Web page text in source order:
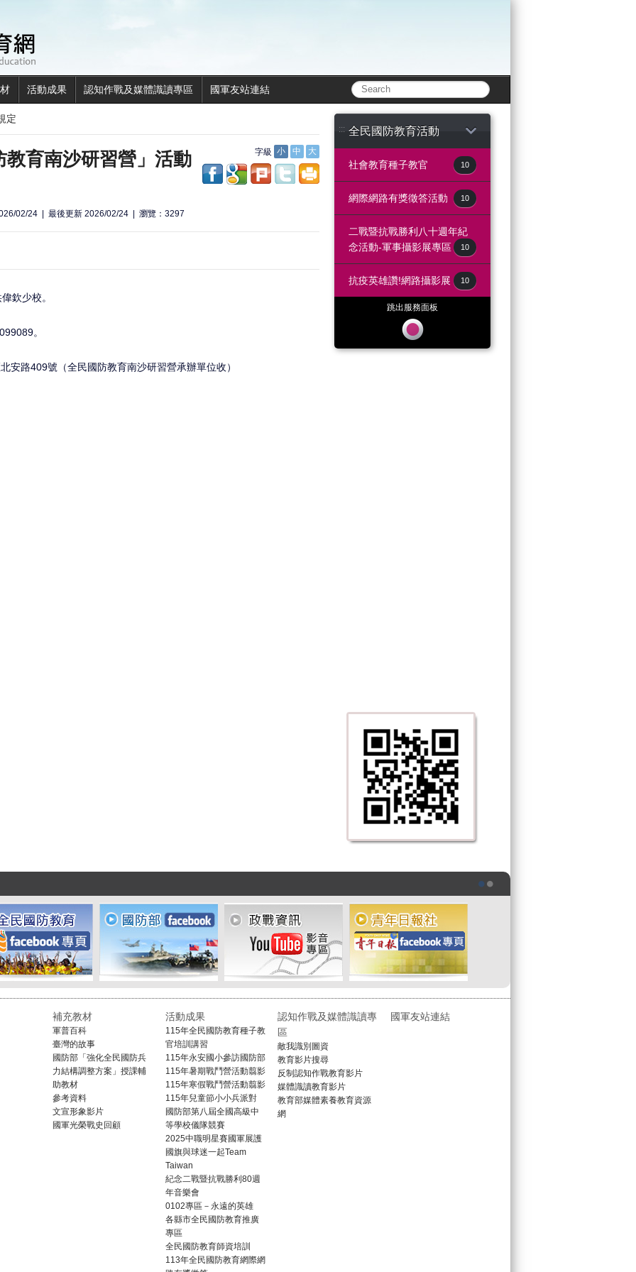
活動成果 認知作戰及媒體識讀專區 國軍友站連結
定
育南沙研習營」活動
02/24 最後更新 2026/02/24 瀏覽：3297
字級 小 中 大
share to facebook
share to google
share to plurk
share to twitter
share to print
欽少校。
。
安路409號（全民國防教育南沙研習營承辦單位收）
::: 全民國防教育活動
社會教育種子教官 10
網際網路有獎徵答活動 10
二戰暨抗戰勝利八十週年紀
念活動-軍事攝影展專區
10
抗疫英雄讚!網路攝影展 10
跳出服務面板
補充教材
軍普百科
臺灣的故事
國防部「強化全民國防兵
力結構調整方案」授課輔
助教材
參考資料
文宣形象影片
國軍光榮戰史回顧
活動成果
115年全民國防教育種子教
官培訓講習
115年永安國小參訪國防部
115年暑期戰鬥營活動翦影
115年寒假戰鬥營活動翦影
115年兒童節小小兵派對
國防部第八屆全國高級中
等學校儀隊競賽
2025中職明星賽國軍展護
國旗與球迷一起Team
Taiwan
紀念二戰暨抗戰勝利80週
年音樂會
0102專區－永遠的英雄
各縣市全民國防教育推廣
專區
全民國防教育師資培訓
113年全民國防教育網際網
認知作戰及媒體識讀專
區
敵我識別圖資
教育影片搜尋
反制認知作戰教育影片
媒體識讀教育影片
教育部媒體素養教育資源
網
國軍友站連結